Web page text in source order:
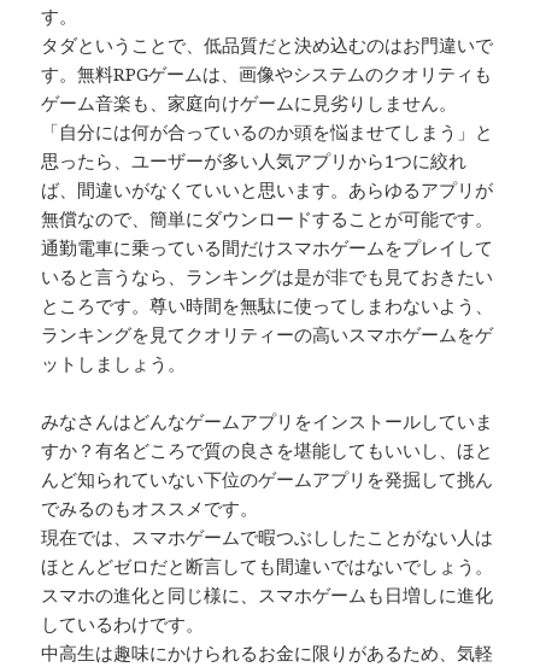
す。
タダということで、低品質だと決め込むのはお門違いで
す。無料RPGゲームは、画像やシステムのクオリティも
ゲーム音楽も、家庭向けゲームに見劣りしません。
「自分には何が合っているのか頭を悩ませてしまう」と
思ったら、ユーザーが多い人気アプリから1つに絞れ
ば、間違いがなくていいと思います。あらゆるアプリが
無償なので、簡単にダウンロードすることが可能です。
通勤電車に乗っている間だけスマホゲームをプレイして
いると言うなら、ランキングは是が非でも見ておきたい
ところです。尊い時間を無駄に使ってしまわないよう、
ランキングを見てクオリティーの高いスマホゲームをゲ
ットしましょう。
みなさんはどんなゲームアプリをインストールしていま
すか？有名どころで質の良さを堪能してもいいし、ほと
んど知られていない下位のゲームアプリを発掘して挑ん
でみるのもオススメです。
現在では、スマホゲームで暇つぶししたことがない人は
ほとんどゼロだと断言しても間違いではないでしょう。
スマホの進化と同じ様に、スマホゲームも日増しに進化
しているわけです。
中高生は趣味にかけられるお金に限りがあるため、気軽